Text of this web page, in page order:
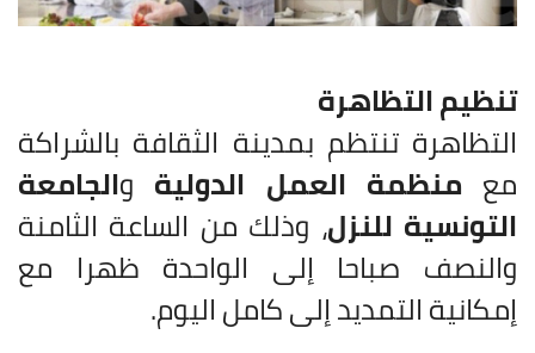
تنظيم التظاهرة
التظاهرة تنتظم بمدينة الثقافة بالشراكة
مع منظمة العمل الدولية والجامعة
التونسية للنزل، وذلك من الساعة الثامنة
والنصف صباحا إلى الواحدة ظهرا مع
إمكانية التمديد إلى كامل اليوم.